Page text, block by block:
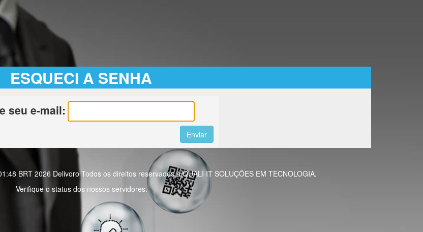
ESQUECI A SENHA
seu e-mail:
BRT 2026 Delivoro Todos os direitos reservados à QUALI IT SOLUÇÕES EM TECNOLOGIA.
Verifique o status dos nossos servidores.